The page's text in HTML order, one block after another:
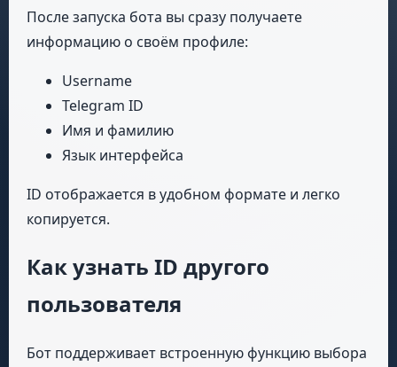
После запуска бота вы сразу получаете
информацию о своём профиле:
Username
Telegram ID
Имя и фамилию
Язык интерфейса
ID отображается в удобном формате и легко
копируется.
Как узнать ID другого
пользователя
Бот поддерживает встроенную функцию выбора